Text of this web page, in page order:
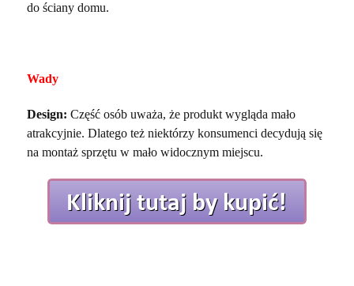
do ściany domu.
Wady
Design: Część osób uważa, że produkt wygląda mało
atrakcyjnie. Dlatego też niektórzy konsumenci decydują się
na montaż sprzętu w mało widocznym miejscu.